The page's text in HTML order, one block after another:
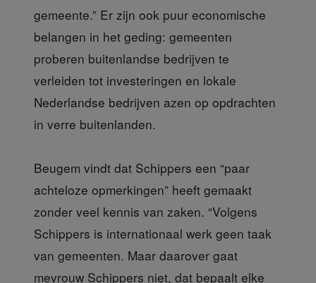
gemeente.” Er zijn ook puur economische
belangen in het geding: gemeenten
proberen buitenlandse bedrijven te
verleiden tot investeringen en lokale
Nederlandse bedrijven azen op opdrachten
in verre buitenlanden.
Beugem vindt dat Schippers een “paar
achteloze opmerkingen” heeft gemaakt
zonder veel kennis van zaken. “Volgens
Schippers is internationaal werk geen taak
van gemeenten. Maar daarover gaat
mevrouw Schippers niet, dat bepaalt elke